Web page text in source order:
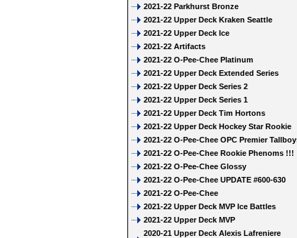
2021-22 Parkhurst Bronze
2021-22 Upper Deck Kraken Seattle
2021-22 Upper Deck Ice
2021-22 Artifacts
2021-22 O-Pee-Chee Platinum
2021-22 Upper Deck Extended Series
2021-22 Upper Deck Series 2
2021-22 Upper Deck Series 1
2021-22 Upper Deck Tim Hortons
2021-22 Upper Deck Hockey Star Rookie
2021-22 O-Pee-Chee OPC Premier
2021-22 O-Pee-Chee Rookie Phenoms !!!
2021-22 O-Pee-Chee Glossy
2021-22 O-Pee-Chee UPDATE #600-630
2021-22 O-Pee-Chee
2021-22 Upper Deck MVP Ice Battles
2021-22 Upper Deck MVP
2020-21 Upper Deck Alexis Lafreniere